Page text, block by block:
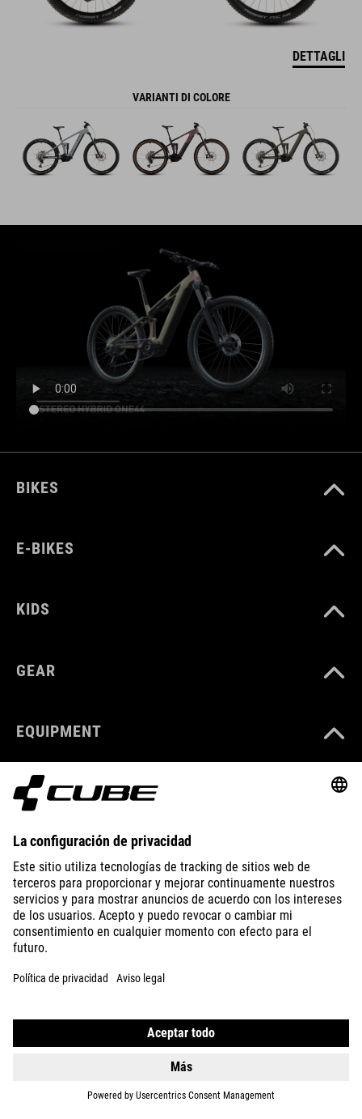
DETTAGLI
VARIANTI DI COLORE
BIKES
E-BIKES
KIDS
GEAR
EQUIPMENT
SUPPORT
ABOUT US
EXPLORE
IMPRINT PRIVACY EU DATA ACT PRESS B2B
ITALIANO